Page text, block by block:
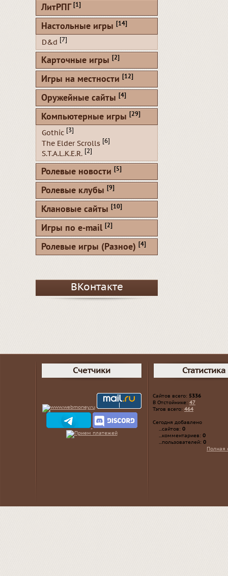
ЛитРПГ [1]
Настольные игры [14]
D&d [7]
Карточные игры [2]
Игры на местности [12]
Оружейные сайты [4]
Компьютерные игры [29]
Gothic [3]
The Elder Scrolls [6]
S.T.A.L.K.E.R. [2]
Ролевые новости [5]
Ролевые клубы [9]
Клановые сайты [10]
Игры по e-mail [2]
Ролевые игры (Разное) [4]
ВКонтакте
Счетчики Статистика
Сайтов всего: 5336
В Отстойнике: 47
Тэгов всего: 464
Сегодня добавлено
...сайтов: 0
...комментариев: 0
...пользователей: 0
Полная